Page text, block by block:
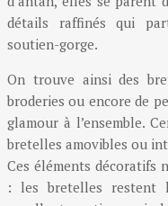
détails raffinés qui
soutien-gorge.
On trouve ainsi des
broderies ou encore de
glamour à l’ensemble.
bretelles amovibles ou
Ces éléments décoratifs
: les bretelles restent